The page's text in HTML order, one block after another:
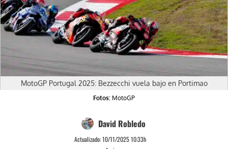
MotoGP Portugal 2025: Bezzecchi vuela bajo en Portimao
Fotos: MotoGP
David Robledo
Actualizado:10/11/2025 10:33h